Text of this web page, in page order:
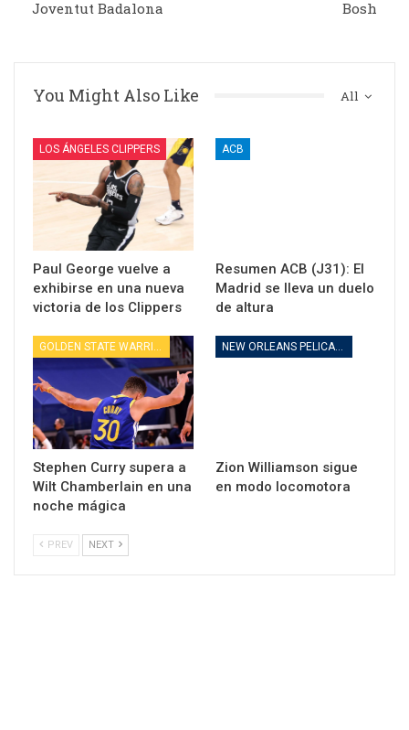
Joventut Badalona Bosh
All
You Might Also Like
LOS ÁNGELES CLIPPERS
Paul George vuelve a
exhibirse en una nueva
victoria de los Clippers
ACB
Resumen ACB (J31): El
Madrid se lleva un duelo
de altura
GOLDEN STATE WARRIORS
Stephen Curry supera a
Wilt Chamberlain en una
noche mágica
NEW ORLEANS PELICANS
Zion Williamson sigue
en modo locomotora
PREV NEXT